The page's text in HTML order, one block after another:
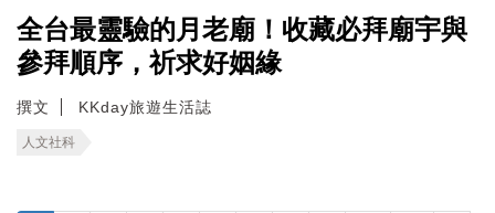
全台最靈驗的月老廟！收藏必拜廟宇與
參拜順序，祈求好姻緣
撰文 KKday旅遊生活誌
人文社科